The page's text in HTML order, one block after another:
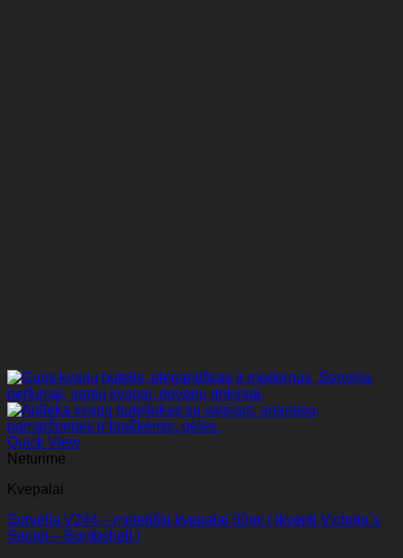
Quick View
Neturime
Kvepalai
Sorvella V244 – moteriški kvepalai 50ml ( įkvėpti Victoria`s
Secret – Bombshell )